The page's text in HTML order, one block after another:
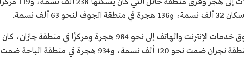
ألف نسمة.
وفي جنوب غربي السعودية، أوصل الصندوق خدمات الإنترنت والهاتف إلى نحو 984 هجرة ومركزًا في منطقة جازان، كان
يسكنها 352 ألف نسمة، و439 هجرة في منطقة نجران ضمت نحو 120 ألف نسمة، و934 هجرة في منطقة الباحة ضمت